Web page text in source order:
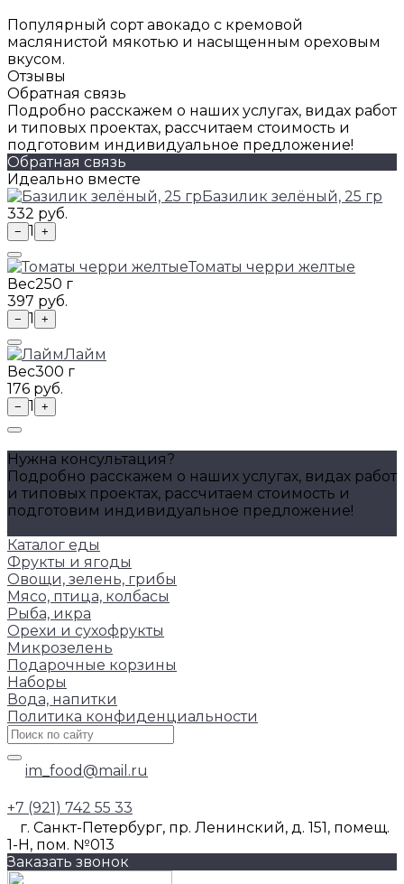
Популярный сорт авокадо с кремовой
маслянистой мякотью и насыщенным ореховым
вкусом.
Отзывы
Обратная связь
Подробно расскажем о наших услугах, видах работ
и типовых проектах, рассчитаем стоимость и
подготовим индивидуальное предложение!
Обратная связь
Идеально вместе
Базилик зелёный, 25 гр
332 руб.
− 1 +
Томаты черри желтые
Вес250 г
397 руб.
− 1 +
Лайм
Вес300 г
176 руб.
− 1 +
Нужна консультация?
Подробно расскажем о наших услугах, видах работ
и типовых проектах, рассчитаем стоимость и
подготовим индивидуальное предложение!
Каталог еды
Фрукты и ягоды
Овощи, зелень, грибы
Мясо, птица, колбасы
Рыба, икра
Орехи и сухофрукты
Микрозелень
Подарочные корзины
Наборы
Вода, напитки
Политика конфиденциальности
im_food@mail.ru
+7 (921) 742 55 33
г. Санкт-Петербург, пр. Ленинский, д. 151, помещ.
1-Н, пом. №013
Заказать звонок